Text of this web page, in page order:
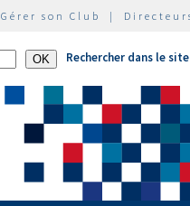
Gérer son Club |
Rechercher dans le site